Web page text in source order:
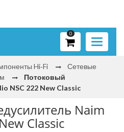
Toggle
0
Hi‑Fi
Сетевые
Потоковый
NSC 222 New Classic
Naim
Classic